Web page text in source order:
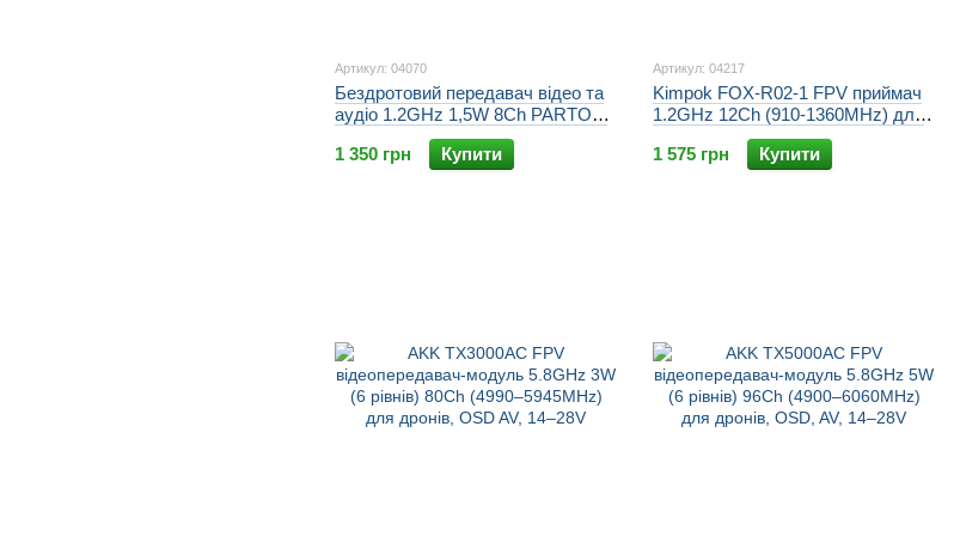
Артикул: 04070
Бездротовий передавач відео та
аудіо 1.2GHz 1,5W 8Ch PARTOM
1 350 грн
Купити
Артикул: 04217
Kimpok FOX-R02-1 FPV приймач
1.2GHz 12Ch (910-1360MHz) для
авіамоделей та квадрокоптерів,
AV вихід, 12V
1 575 грн Купити